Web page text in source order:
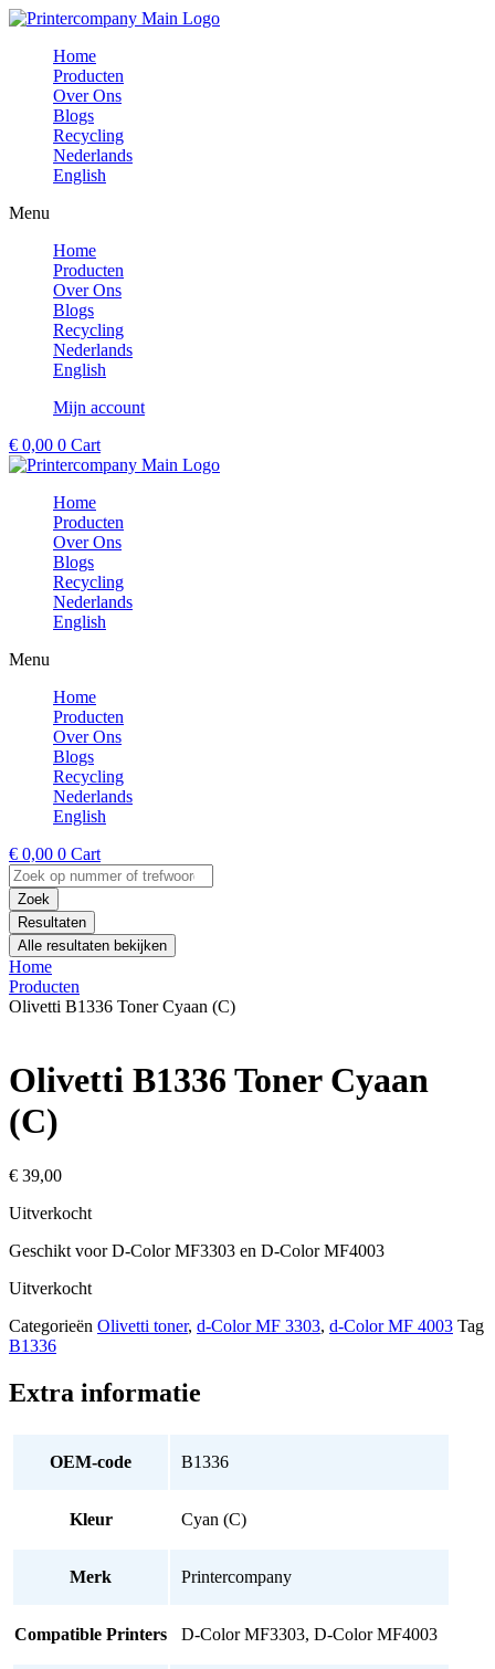
Ga
inhoud
Home
Producten
Over Ons
Blogs
Recycling
Nederlands
English
Menu
Home
Producten
Over Ons
Blogs
Recycling
Nederlands
English
Mijn account
€ 0,00 0 Cart
Home
Producten
Over Ons
Blogs
Recycling
Nederlands
English
Menu
Home
Producten
Over Ons
Blogs
Recycling
Nederlands
English
€ 0,00 0 Cart
Search
...Zoek
Resultaten
Alle resultaten bekijken
Home
Producten
Olivetti B1336 Toner Cyaan (C)
Olivetti B1336 Toner Cyaan
(C)
€ 39,00
Uitverkocht
Geschikt voor D-Color MF3303 en D-Color MF4003
Uitverkocht
Categorieën Olivetti toner, d-Color MF 3303, d-Color MF 4003 Tag
B1336
Extra informatie
OEM-code B1336
Kleur Cyan (C)
Merk Printercompany
Compatible Printers D-Color MF3303, D-Color MF4003